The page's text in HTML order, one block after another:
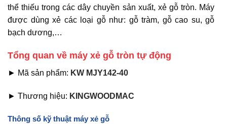
thể thiếu trong các dây chuyền sản xuất, xẻ gỗ tròn. Máy
được dùng xẻ các loại gỗ như: gỗ tràm, gỗ cao su, gỗ
bạch dương,…
Tổng quan về máy xẻ gỗ tròn tự động
► Mã sản phẩm: KW MJY142-40
► Thương hiệu: KINGWOODMAC
Thông số kỹ thuật máy xẻ gỗ